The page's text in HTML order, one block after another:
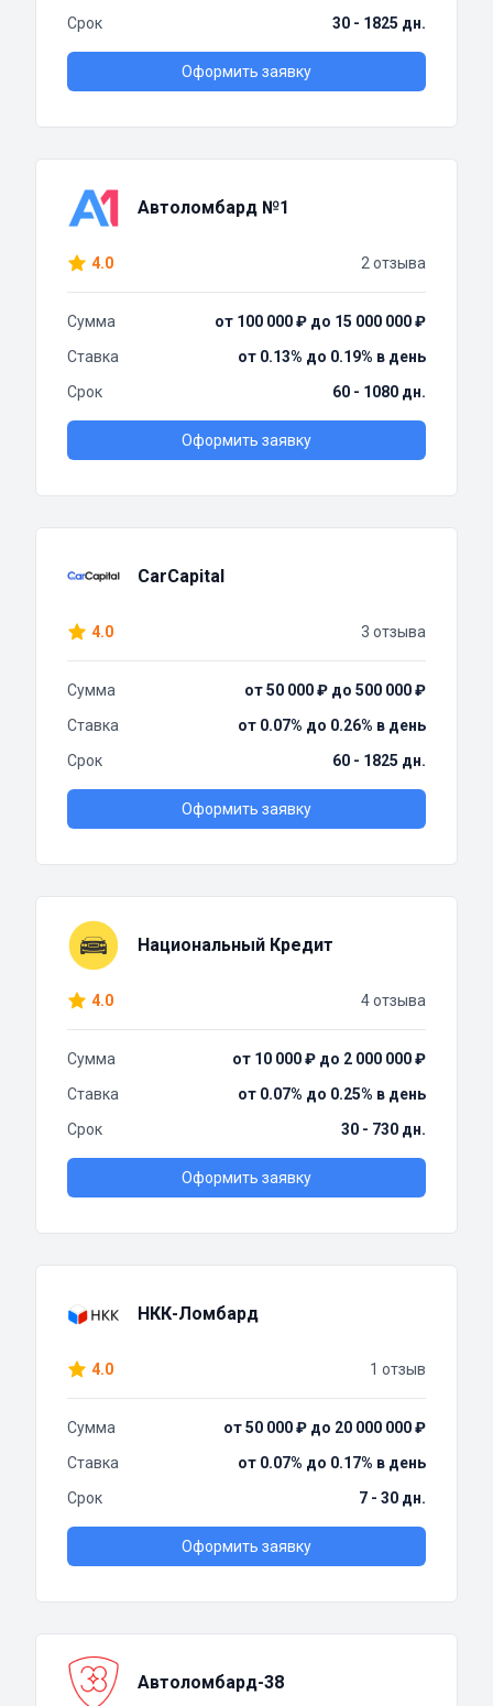
Срок
30 - 1825 дн.
Оформить заявку
Автоломбард №1
4.0 2 отзыва
Сумма
от 100 000 ₽ до 15 000 000 ₽
Ставка
от 0.13% до 0.19% в день
Срок
60 - 1080 дн.
Оформить заявку
CarCapital
4.0 3 отзыва
Сумма
от 50 000 ₽ до 500 000 ₽
Ставка
от 0.07% до 0.26% в день
Срок
60 - 1825 дн.
Оформить заявку
Национальный Кредит
4.0 4 отзыва
Сумма
от 10 000 ₽ до 2 000 000 ₽
Ставка
от 0.07% до 0.25% в день
Срок
30 - 730 дн.
Оформить заявку
НКК-Ломбард
4.0 1 отзыв
Сумма
от 50 000 ₽ до 20 000 000 ₽
Ставка
от 0.07% до 0.17% в день
Срок
7 - 30 дн.
Оформить заявку
Автоломбард-38